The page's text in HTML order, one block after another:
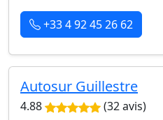
+33 4 92 45 26 62
Autosur Guillestre
4.88
(32 avis)